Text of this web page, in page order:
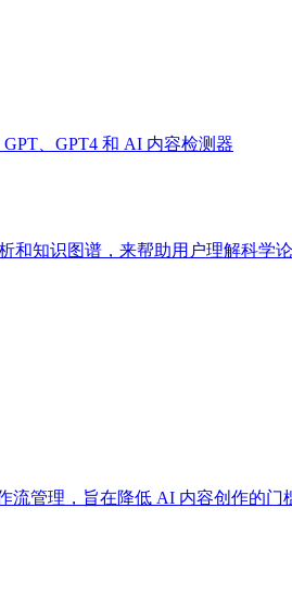
、GPT4 和 AI 内容检测器
和知识图谱，来帮助用户理解科学
管理，旨在降低 AI 内容创作的门